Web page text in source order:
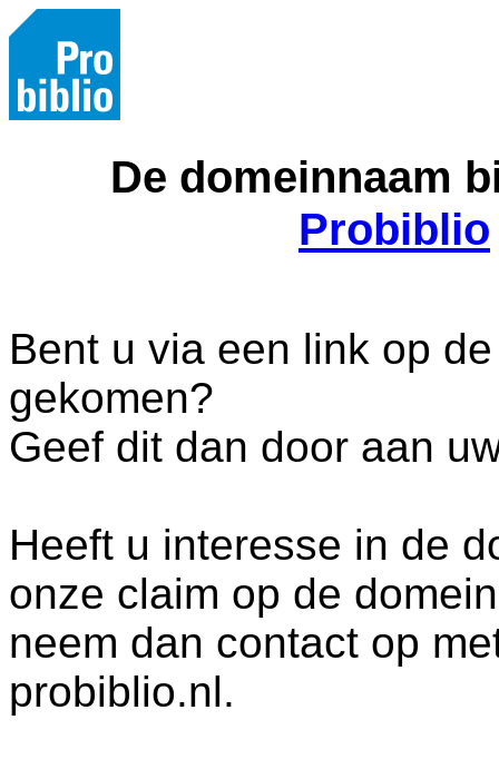
De domeinnaam
Probiblio
Bent u via een link op
gekomen?
Geef dit dan door aan
Heeft u interesse in de
onze claim op de
neem dan contact op
probiblio.nl.